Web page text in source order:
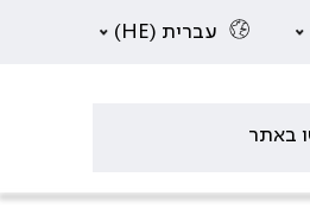
עברית (HE)